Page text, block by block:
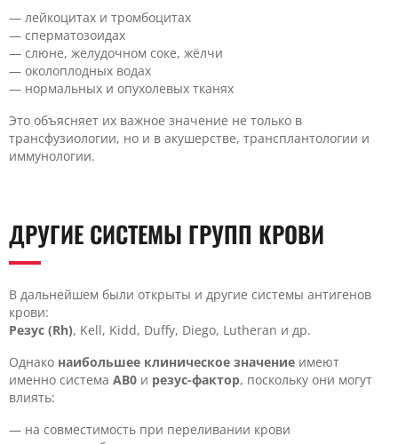
— лейкоцитах и тромбоцитах
— сперматозоидах
— слюне, желудочном соке, жёлчи
— околоплодных водах
— нормальных и опухолевых тканях
Это объясняет их важное значение не только в
трансфузиологии, но и в акушерстве, трансплантологии и
иммунологии.
ДРУГИЕ СИСТЕМЫ ГРУПП КРОВИ
В дальнейшем были открыты и другие системы антигенов
крови:
Резус (Rh), Kell, Kidd, Duffy, Diego, Lutheran и др.
Однако наибольшее клиническое значение имеют
именно система AB0 и резус-фактор, поскольку они могут
влиять:
— на совместимость при переливании крови